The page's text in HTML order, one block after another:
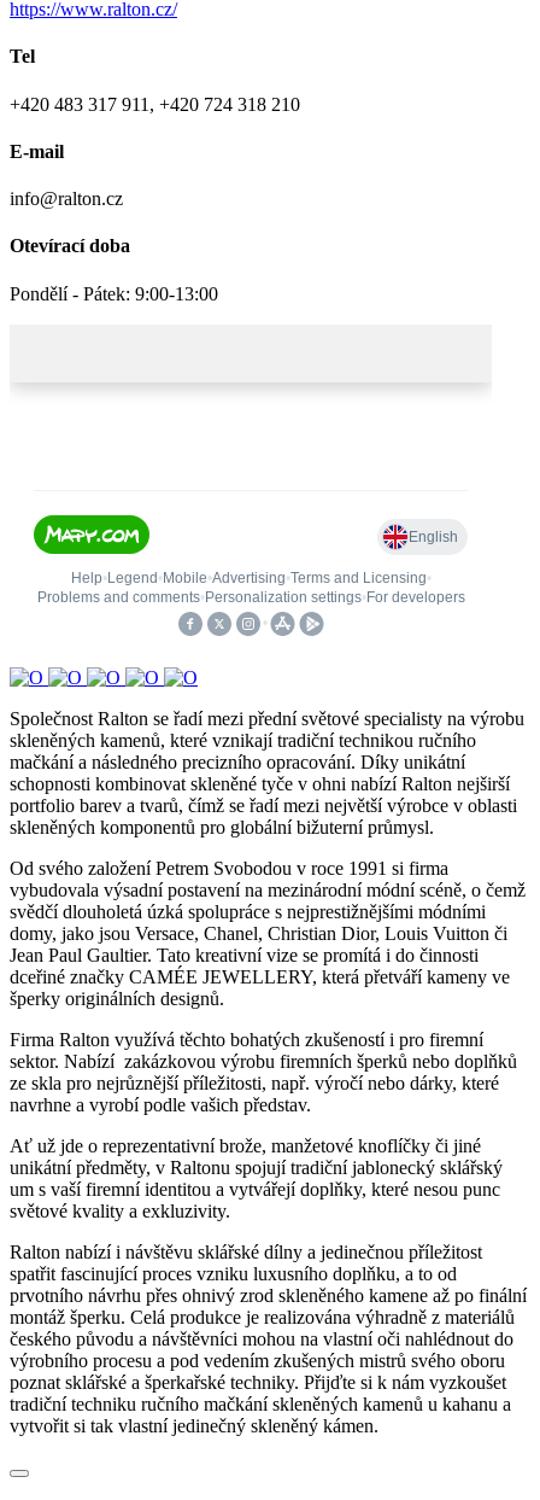
https://www.ralton.cz/
Tel
+420 483 317 911, +420 724 318 210
E-mail
info@ralton.cz
Otevírací doba
Pondělí - Pátek: 9:00-13:00
Společnost Ralton se řadí mezi přední světové specialisty na výrobu
skleněných kamenů, které vznikají tradiční technikou ručního
mačkání a následného precizního opracování. Díky unikátní
schopnosti kombinovat skleněné tyče v ohni nabízí Ralton nejširší
portfolio barev a tvarů, čímž se řadí mezi největší výrobce v oblasti
skleněných komponentů pro globální bižuterní průmysl.
Od svého založení Petrem Svobodou v roce 1991 si firma
vybudovala výsadní postavení na mezinárodní módní scéně, o čemž
svědčí dlouholetá úzká spolupráce s nejprestižnějšími módními
domy, jako jsou Versace, Chanel, Christian Dior, Louis Vuitton či
Jean Paul Gaultier. Tato kreativní vize se promítá i do činnosti
dceřiné značky CAMÉE JEWELLERY, která přetváří kameny ve
šperky originálních designů.
Firma Ralton využívá těchto bohatých zkušeností i pro firemní
sektor. Nabízí zakázkovou výrobu firemních šperků nebo doplňků
ze skla pro nejrůznější příležitosti, např. výročí nebo dárky, které
navrhne a vyrobí podle vašich představ.
Ať už jde o reprezentativní brože, manžetové knoflíčky či jiné
unikátní předměty, v Raltonu spojují tradiční jablonecký sklářský
um s vaší firemní identitou a vytvářejí doplňky, které nesou punc
světové kvality a exkluzivity.
Ralton nabízí i návštěvu sklářské dílny a jedinečnou příležitost
spatřit fascinující proces vzniku luxusního doplňku, a to od
prvotního návrhu přes ohnivý zrod skleněného kamene až po finální
montáž šperku. Celá produkce je realizována výhradně z materiálů
českého původu a návštěvníci mohou na vlastní oči nahlédnout do
výrobního procesu a pod vedením zkušených mistrů svého oboru
poznat sklářské a šperkařské techniky. Přijďte si k nám vyzkoušet
tradiční techniku ručního mačkání skleněných kamenů u kahanu a
vytvořit si tak vlastní jedinečný skleněný kámen.